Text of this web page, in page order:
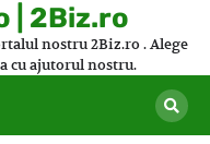
| 2Biz.ro
nostru 2Biz.ro . Alege
cu ajutorul nostru.